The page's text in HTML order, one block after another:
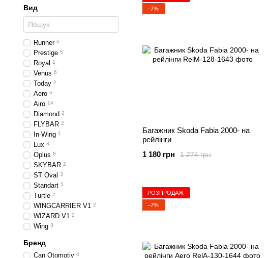
−7%
Багажник Skoda Fabia 2000- на
рейлінги
1 274 грн
1 180 грн
РОЗПРОДАЖ
−7%
Вид
Runner 6
Prestige 6
Royal 1
Venus 6
Today 2
Aero 6
Airo 14
Diamond 2
FLYBAR 2
In-Wing 1
Lux 3
Oplus 8
SKYBAR 2
ST Oval 3
Standart 5
Turtle 2
WINGCARRIER V1 2
WIZARD V1 2
Wing 3
Бренд
Can Otomotiv 4